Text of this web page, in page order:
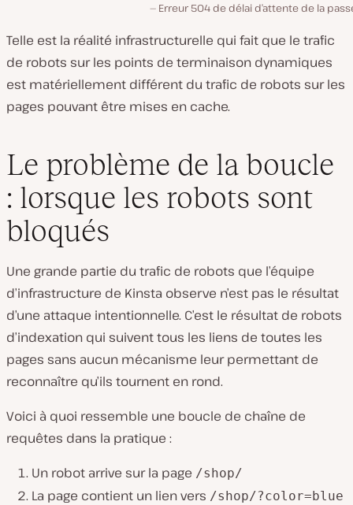
Erreur 504 de délai d’attente de la
Telle est la réalité infrastructurelle qui fait que le trafic
de robots sur les points de terminaison dynamiques
est matériellement différent du trafic de robots sur les
pages pouvant être mises en cache.
Le problème de la boucle
: lorsque les robots sont
bloqués
Une grande partie du trafic de robots que l’équipe
d’infrastructure de Kinsta observe n’est pas le résultat
d’une attaque intentionnelle. C’est le résultat de robots
d’indexation qui suivent tous les liens de toutes les
pages sans aucun mécanisme leur permettant de
reconnaître qu’ils tournent en rond.
Voici à quoi ressemble une boucle de chaîne de
requêtes dans la pratique :
Un robot arrive sur la page /shop/
La page contient un lien vers /shop/?color=blue